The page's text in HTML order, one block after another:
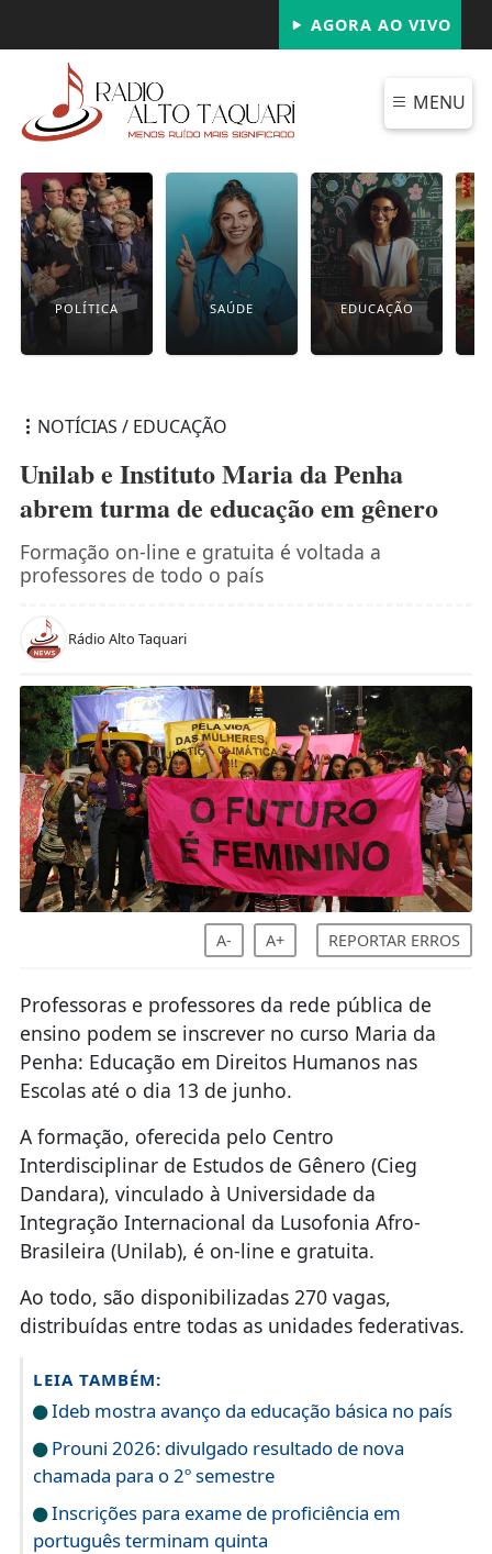
AGORA AO VIVO
MENU
POLÍTICA SAÚDE EDUCAÇÃO
NOTÍCIAS / EDUCAÇÃO
Unilab e Instituto Maria da Penha
abrem turma de educação em gênero
Formação on-line e gratuita é voltada a
professores de todo o país
Rádio Alto Taquari
A- A+ REPORTAR ERROS
Professoras e professores da rede pública de
ensino podem se inscrever no curso Maria da
Penha: Educação em Direitos Humanos nas
Escolas até o dia 13 de junho.
A formação, oferecida pelo Centro
Interdisciplinar de Estudos de Gênero (Cieg
Dandara), vinculado à Universidade da
Integração Internacional da Lusofonia Afro-
Brasileira (Unilab), é on-line e gratuita.
Ao todo, são disponibilizadas 270 vagas,
distribuídas entre todas as unidades federativas.
LEIA TAMBÉM:
Ideb mostra avanço da educação básica no país
Prouni 2026: divulgado resultado de nova
chamada para o 2º semestre
Inscrições para exame de proficiência em
português terminam quinta